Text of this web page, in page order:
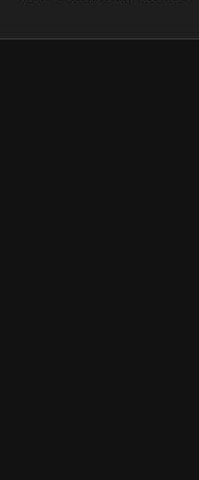
una cena especial en su